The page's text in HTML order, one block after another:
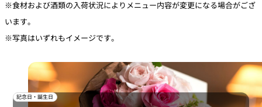
※食材および酒類の入荷状況によりメニュー内容が変更になる場合がござ
います。
※写真はいずれもイメージです。
記念日・誕生日